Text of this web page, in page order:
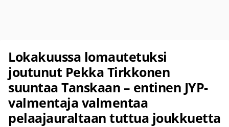
Lokakuussa lomautetuksi
joutunut Pekka Tirkkonen
suuntaa Tanskaan – entinen JYP-
valmentaja valmentaa
pelaajauraltaan tuttua joukkuetta